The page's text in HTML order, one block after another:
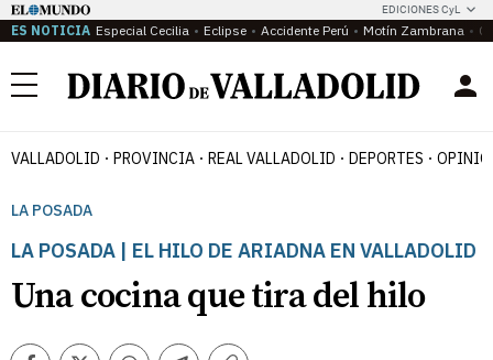
EDICIONES CyL
ES NOTICIA Especial Cecilia Eclipse Accidente Perú Motín Zambrana
Menú
VALLADOLID PROVINCIA REAL VALLADOLID DEPORTES
LA POSADA
LA POSADA | EL HILO DE ARIADNA EN VALLADOLID
Una cocina que tira del hilo